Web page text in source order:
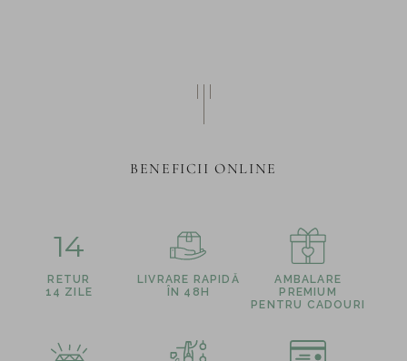
BENEFICII ONLINE
14
RETUR
14 ZILE
LIVRARE RAPIDĂ
ÎN 48H
AMBALARE
PREMIUM
PENTRU CADOURI